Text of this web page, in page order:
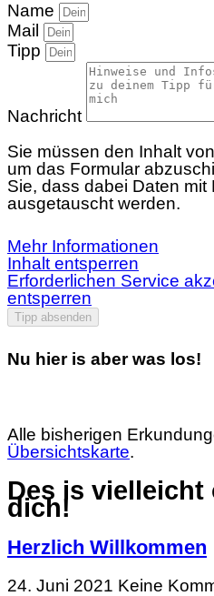
Name
Mail
Tipp
Nachricht
Sie müssen den Inhalt von
um das Formular
Sie, dass dabei Daten mit
ausgetauscht werden.
Mehr Informationen
Inhalt entsperren
Erforderlichen Service
entsperren
Tipp absenden
Nu hier is aber was los!
Alle bisherigen
Übersichtskarte.
Des is vielleicht
dich!
Herzlich Willkommen
24. Juni 2021 Keine